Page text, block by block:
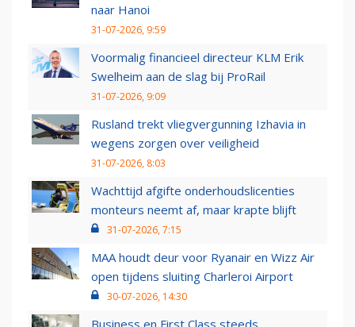
naar Hanoi
31-07-2026, 9:59
Voormalig financieel directeur KLM Erik
Swelheim aan de slag bij ProRail
31-07-2026, 9:09
Rusland trekt vliegvergunning Izhavia in
wegens zorgen over veiligheid
31-07-2026, 8:03
Wachttijd afgifte onderhoudslicenties
monteurs neemt af, maar krapte blijft
31-07-2026, 7:15
MAA houdt deur voor Ryanair en Wizz Air
open tijdens sluiting Charleroi Airport
30-07-2026, 14:30